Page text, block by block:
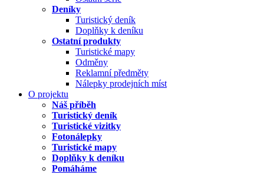
Deníky
Turistický deník
Doplňky k deníku
Ostatní produkty
Turistické mapy
Odměny
Reklamní předměty
Nálepky prodejních míst
O projektu
Náš příběh
Turistický deník
Turistické vizitky
Fotonálepky
Turistické mapy
Doplňky k deníku
Pomáháme